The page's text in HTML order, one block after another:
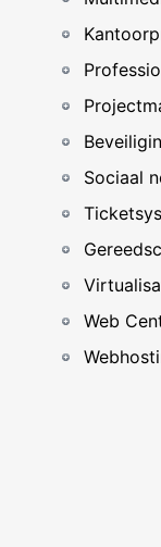
Sociaal
Web